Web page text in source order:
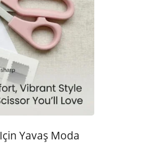
Yavaş Moda